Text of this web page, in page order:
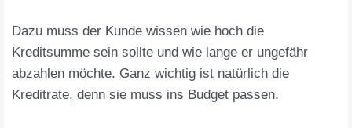
Dazu muss der Kunde wissen wie hoch die
Kreditsumme sein sollte und wie lange er ungefähr
abzahlen möchte. Ganz wichtig ist natürlich die
Kreditrate, denn sie muss ins Budget passen.